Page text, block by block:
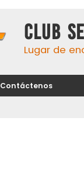
Club
Lugar de
Contáctenos